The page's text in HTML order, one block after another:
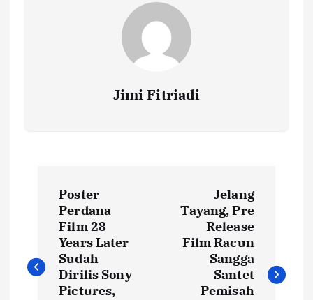
Jimi Fitriadi
s
t
Poster
Perdana
Film 28
Years Later
Sudah
Dirilis Sony
Pictures,
Jelang
Tayang, Pre
Release
Film Racun
Sangga
Santet
Pemisah